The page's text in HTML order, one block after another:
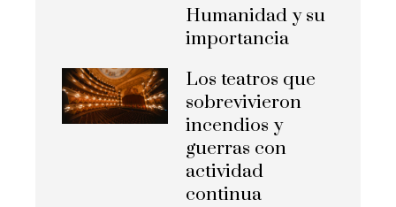
Humanidad y su
importancia
Los teatros que
sobrevivieron
incendios y
guerras con
actividad
continua